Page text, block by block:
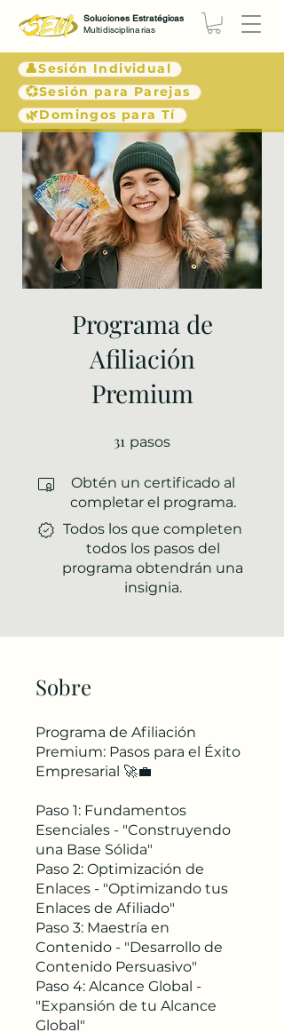
👤Sesión Individual
💞Sesión para Parejas
🌿Domingos para Tí
Soluciones Estratégicas
Multidisciplinarias
Programa de
Afiliación
Premium
31 pasos
Obtén un certificado al
completar el programa.
Todos los que completen
todos los pasos del
programa obtendrán una
insignia.
Sobre
Programa de Afiliación
Premium: Pasos para el Éxito
Empresarial 🚀💼
Paso 1: Fundamentos
Esenciales - "Construyendo
una Base Sólida"
Paso 2: Optimización de
Enlaces - "Optimizando tus
Enlaces de Afiliado"
Paso 3: Maestría en
Contenido - "Desarrollo de
Contenido Persuasivo"
Paso 4: Alcance Global -
"Expansión de tu Alcance
Global"